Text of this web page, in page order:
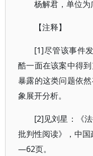
杨解君，单位为
【注释】
[1]尽管该事件
酷一面在该案中得
暴露的这类问题依
象展开分析。
[2]见刘星：《
批判性阅读》，中
—62页。